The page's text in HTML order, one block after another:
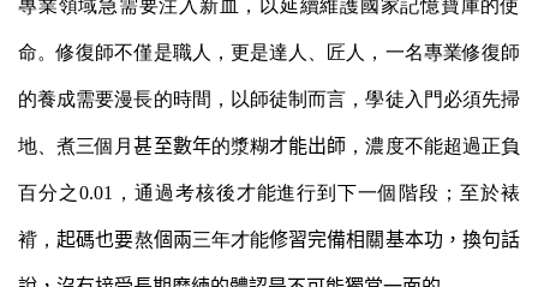
專業領域急需要注入新血，以延續維護國家記憶寶庫的使
命。修復師不僅是職人，更是達人、匠人，一名專業修復師
的養成需要漫長的時間，以師徒制而言，學徒入門必須先掃
地、煮三個月甚至數年的漿糊才能出師 ，濃度不能超過正負
百分之0.01 ，通過考核後才能進行到下一個階段；至於裱
褙，起碼也要熬個兩三年才能修習完備相關基本功，換句話